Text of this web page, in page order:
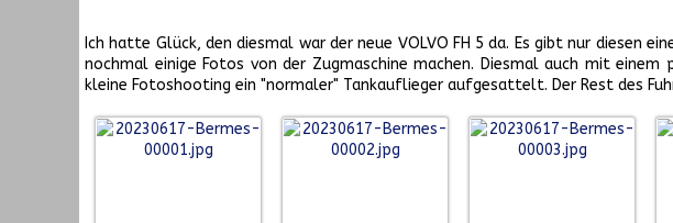
Ich hatte Glück, den diesmal war der neue VOLVO FH 5 da. Es gibt nur diesen
nochmal einige Fotos von der Zugmaschine machen. Diesmal auch mit
kleine Fotoshooting ein "normaler" Tankauflieger aufgesattelt. Der Rest des